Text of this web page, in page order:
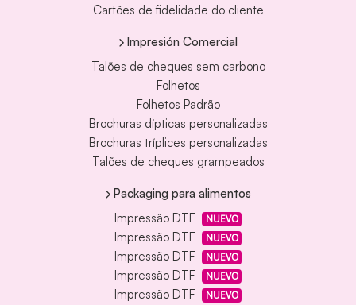
Cartões de fidelidade do cliente
Impresión Comercial
Talões de cheques sem carbono
Folhetos
Folhetos Padrão
Brochuras dípticas personalizadas
Brochuras tríplices personalizadas
Talões de cheques grampeados
Packaging para alimentos
Impressão DTF
NUEVO
Impressão DTF NUEVO
Impressão DTF NUEVO
Impressão DTF NUEVO
Impressão DTF NUEVO